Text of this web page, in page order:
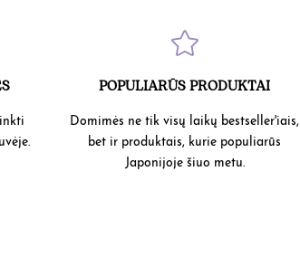

POPULIARŪS PRODUKTAI
Domimės ne tik visų laikų bestseller'iais,
bet ir produktais, kurie populiarūs
Japonijoje šiuo metu.